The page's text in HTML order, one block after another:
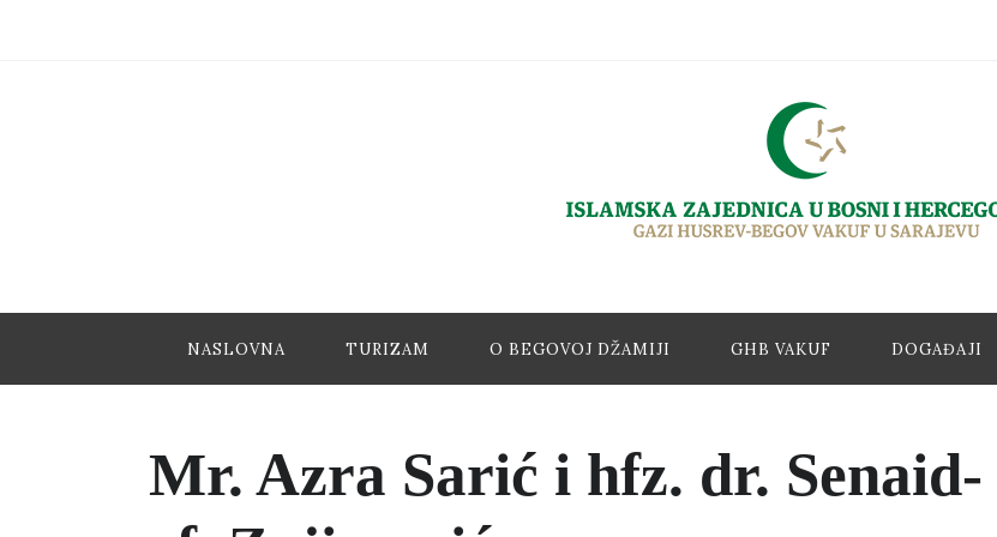
NASLOVNA TURIZAM O BEGOVOJ DŽAMIJI GHB VAKUF DOGAĐAJI
Mr. Azra Sarić i hfz. dr. Senaid-